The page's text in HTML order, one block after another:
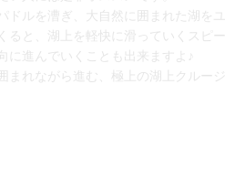
ドルを漕ぎ、大自然に囲まれた湖をユ
ると、湖上を軽快に滑っていくスピー
に進んでいくことも出来ますよ♪
まれながら進む、極上の湖上クルー